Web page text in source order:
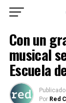
Con un
musical
Escuela
Publicado
Por Red